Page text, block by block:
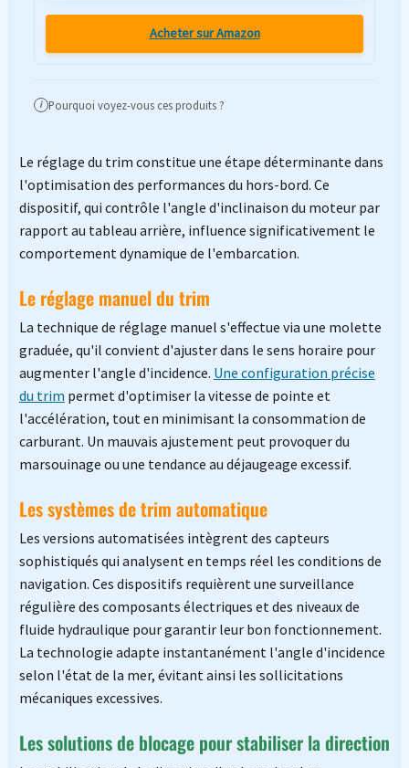
Acheter sur Amazon
i Pourquoi voyez-vous ces produits ?
Le réglage du trim constitue une étape déterminante dans
l'optimisation des performances du hors-bord. Ce
dispositif, qui contrôle l'angle d'inclinaison du moteur par
rapport au tableau arrière, influence significativement le
comportement dynamique de l'embarcation.
Le réglage manuel du trim
La technique de réglage manuel s'effectue via une molette
graduée, qu'il convient d'ajuster dans le sens horaire pour
augmenter l'angle d'incidence. Une configuration précise
du trim permet d'optimiser la vitesse de pointe et
l'accélération, tout en minimisant la consommation de
carburant. Un mauvais ajustement peut provoquer du
marsouinage ou une tendance au déjaugeage excessif.
Les systèmes de trim automatique
Les versions automatisées intègrent des capteurs
sophistiqués qui analysent en temps réel les conditions de
navigation. Ces dispositifs requièrent une surveillance
régulière des composants électriques et des niveaux de
fluide hydraulique pour garantir leur bon fonctionnement.
La technologie adapte instantanément l'angle d'incidence
selon l'état de la mer, évitant ainsi les sollicitations
mécaniques excessives.
Les solutions de blocage pour stabiliser la direction